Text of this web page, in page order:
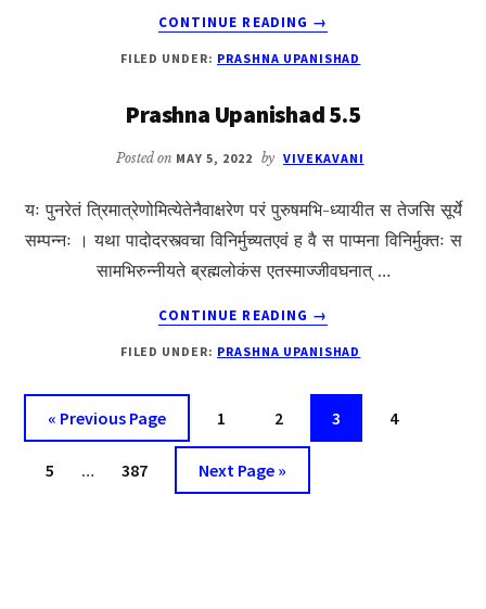
CONTINUE READING
ABOUT
UPANISHAD
→
FILED UNDER: PRASHNA UPANISHAD
Prashna Upanishad 5.5
Posted on MAY 5, 2022 by VIVEKAVANI
यः पुनरेतं त्रिमात्रेणोमित्येतेनैवाक्षरेण परं पुरुषमभि-ध्यायीत स तेजसि सूर्ये
सम्पन्नः । यथा पादोदरस्त्वचा विनिर्मुच्यतएवं ह वै स पाप्मना विनिर्मुक्तः स
सामभिरुन्नीयते ब्रह्मलोकंस एतस्माज्जीवघनात् …
CONTINUE READING
ABOUT
UPANISHAD
→
FILED UNDER: PRASHNA UPANISHAD
« Go
to
Previous Page Page
1 Page
2 Page
3 Page
4
Page
5 … Page
387
Go
to
Next Page »